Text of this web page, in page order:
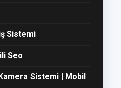
Sistemi
Seo
Sistemi | Mobil